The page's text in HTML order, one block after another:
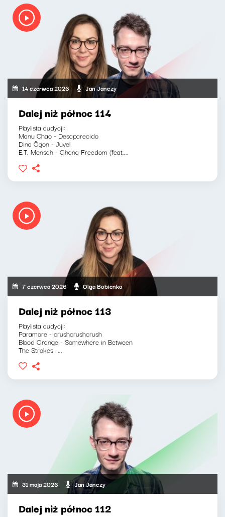
14 czerwca 2026 Jan Janczy
Dalej niż północ 114
Playlista audycji:
Manu Chao - Desaparecido
Dina Ögon - Juvel
E.T. Mensah - Ghana Freedom (feat....
7 czerwca 2026 Olga Bobienko
Dalej niż północ 113
Playlista audycji:
Paramore - crushcrushcrush
Blood Orange - Somewhere in Between
The Strokes -...
31 maja 2026 Jan Janczy
Dalej niż północ 112